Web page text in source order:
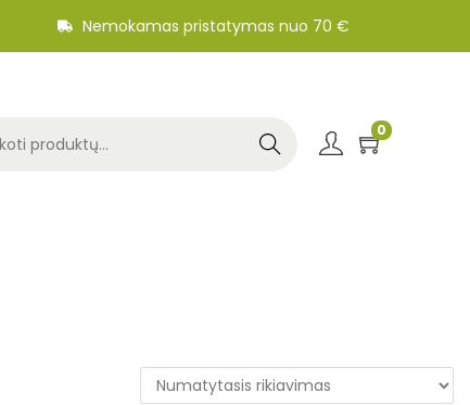
Nemokamas pristatymas nuo 70 €
Search
0